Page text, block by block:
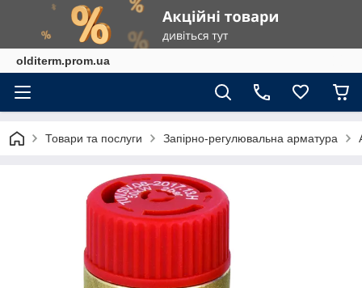
olditerm.prom.ua
Товари та послуги Запірно-регулювальна арматура